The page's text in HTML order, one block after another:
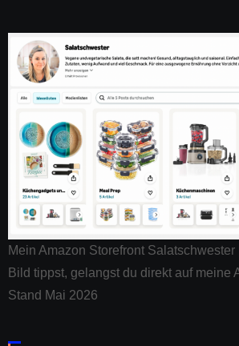
Mein Amazon Storefront
Bild tippst, gelangst du direkt auf meine
Stand Mai 2026